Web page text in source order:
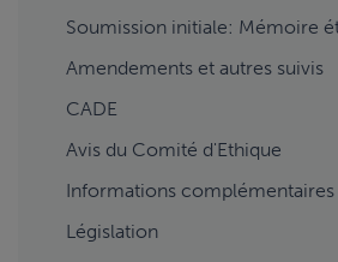
Soumission initiale: Mémoire
Amendements et autres suivis
CADE
Avis du Comité d'Ethique
Informations complémentaires
Législation